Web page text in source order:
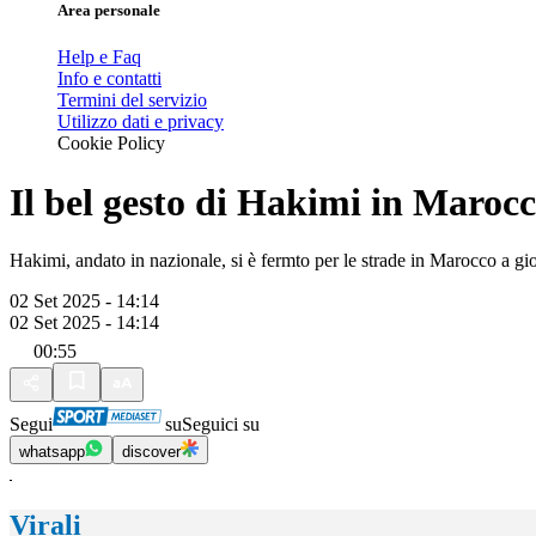
Area personale
Help e Faq
Info e contatti
Termini del servizio
Utilizzo dati e privacy
Cookie Policy
Il bel gesto di Hakimi in
Hakimi, andato in nazionale, si è fermto per le strade in Marocco a
02 Set 2025 - 14:14
02 Set 2025 - 14:14
00:55
Segui suSeguici su
whatsapp discover
Virali